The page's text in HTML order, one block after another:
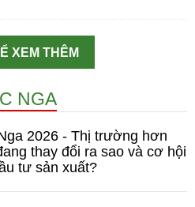
XEM THÊM
NGA
2026 - Thị trường hơn
thay đổi ra sao và cơ hội
tư sản xuất?